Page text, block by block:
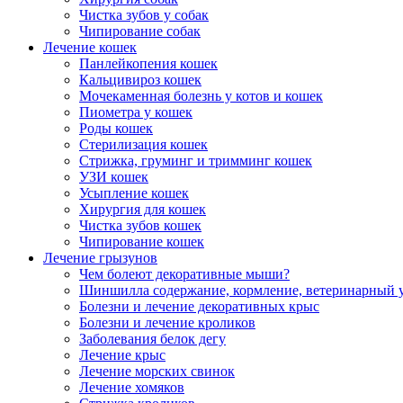
Чистка зубов у собак
Чипирование собак
Лечение кошек
Панлейкопения кошек
Кальцивироз кошек
Мочекаменная болезнь у котов и кошек
Пиометра у кошек
Роды кошек
Стерилизация кошек
Стрижка, груминг и тримминг кошек
УЗИ кошек
Усыпление кошек
Хирургия для кошек
Чистка зубов кошек
Чипирование кошек
Лечение грызунов
Чем болеют декоративные мыши?
Шиншилла содержание, кормление, ветеринарный
Болезни и лечение декоративных крыс
Болезни и лечение кроликов
Заболевания белок дегу
Лечение крыс
Лечение морских свинок
Лечение хомяков